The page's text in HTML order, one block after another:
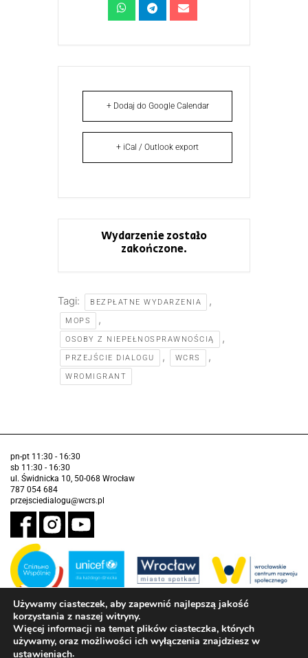
+ Dodaj do Google Calendar
+ iCal / Outlook export
Wydarzenie zostało
zakończone.
Tagi: BEZPŁATNE WYDARZENIA ,
MOPS ,
OSOBY Z NIEPEŁNOSPRAWNOŚCIĄ ,
PRZEJŚCIE DIALOGU , WCRS ,
WROMIGRANT
pn-pt 11:30 - 16:30
sb 11:30 - 16:30
ul. Świdnicka 10, 50-068 Wrocław
787 054 684
przejsciedialogu@wcrs.pl
Zadanie realizowane ze środków Gminy Wrocław w partnerstwie z
Funduszem Narodów Zjednoczonych na Rzecz Dzieci (UNICEF)
Deklaracja dostępności
Używamy ciasteczek, aby zapewnić najlepszą jakość
korzystania z naszej witryny.
Więcej informacji na temat plików ciasteczka, których
używamy, oraz możliwości ich wyłączenia znajdziesz w
ustawieniach.